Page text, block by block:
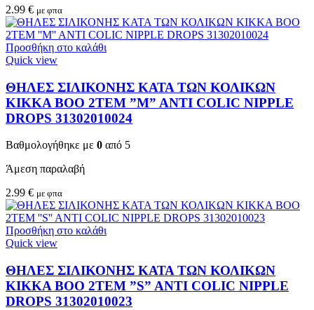
2.99 € με φπα
Προσθήκη στο καλάθι
Quick view
ΘΗΛΕΣ ΣΙΛΙΚΟΝΗΣ ΚΑΤΑ ΤΩΝ ΚΟΛΙΚΩΝ
KIKKA BOO 2TEM ”M” ANTI COLIC NIPPLE
DROPS 31302010024
Βαθμολογήθηκε με 0 από 5
Άμεση παραλαβή
2.99 € με φπα
Προσθήκη στο καλάθι
Quick view
ΘΗΛΕΣ ΣΙΛΙΚΟΝΗΣ ΚΑΤΑ ΤΩΝ ΚΟΛΙΚΩΝ
KIKKA BOO 2TEM ”S” ANTI COLIC NIPPLE
DROPS 31302010023